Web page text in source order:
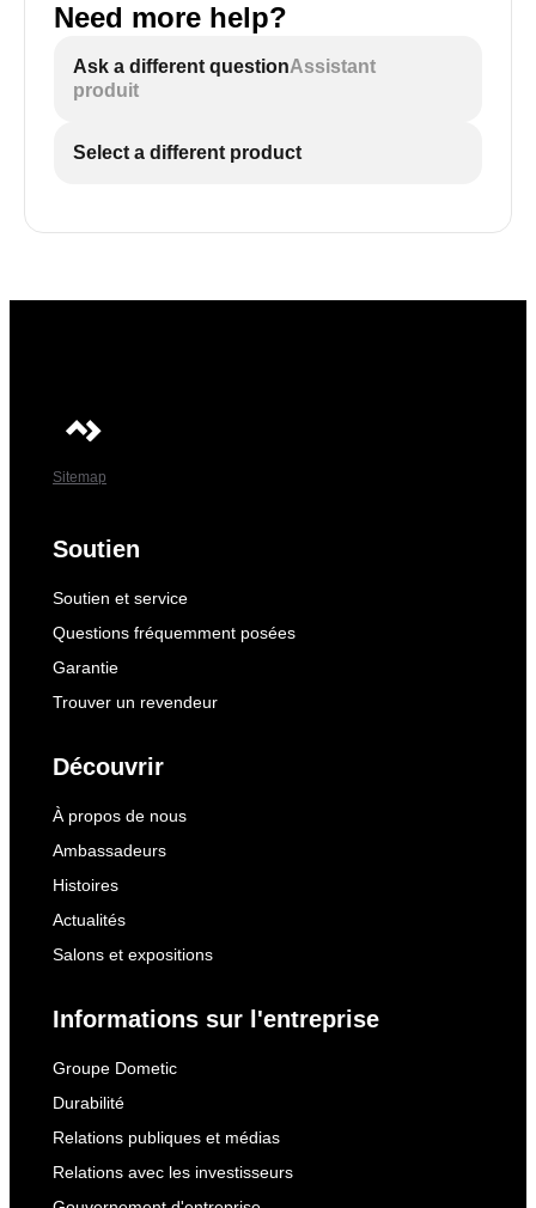
Need more help?
Ask a different questionAssistant
produit
Select a different product
Sitemap
Soutien
Soutien et service
Questions fréquemment posées
Garantie
Trouver un revendeur
Découvrir
À propos de nous
Ambassadeurs
Histoires
Actualités
Salons et expositions
Informations sur l'entreprise
Groupe Dometic
Durabilité
Relations publiques et médias
Relations avec les investisseurs